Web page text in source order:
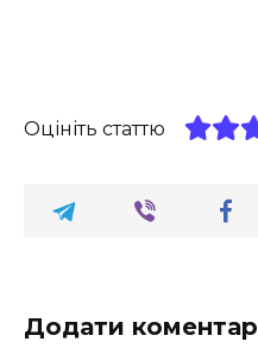
Оцініть статтю
Додати коментар